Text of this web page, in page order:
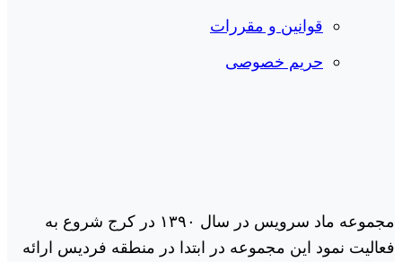
قوانین و مقررات
حریم خصوصی
مجموعه ماد سرویس در سال ١٣٩٠ در کرج شروع به
فعالیت نمود این مجموعه در ابتدا در منطقه فردیس ارائه